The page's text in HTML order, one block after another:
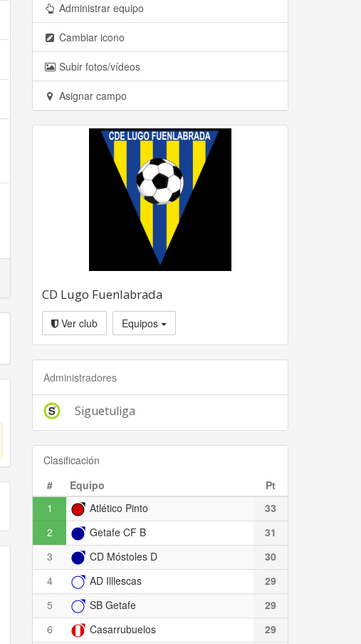
Administrar equipo
Cambiar icono
Subir fotos/vídeos
Asignar campo
CD Lugo Fuenlabrada
Ver club Equipos
Administradores
Siguetuliga
Clasificación
#
Equipo
Pt
1
Atlético Pinto
33
2
Getafe CF B
31
3
CD Móstoles D
30
4
AD Illlescas
29
5
SB Getafe
29
6
Casarrubuelos 29